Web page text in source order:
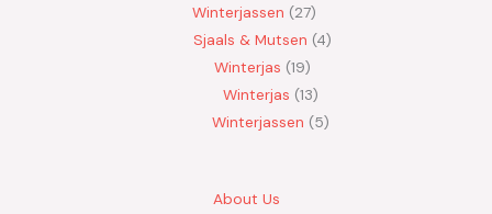
Winterjassen
27
Sjaals & Mutsen 4
Winterjas 19
Winterjas 13
Winterjassen
5
About Us